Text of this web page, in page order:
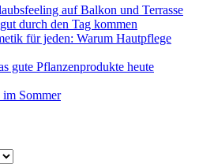
auf Balkon und Terrasse
durch den Tag kommen
für jeden: Warum Hautpflege
gute Pflanzenprodukte heute
Sommer